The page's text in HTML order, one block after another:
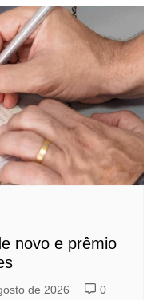
novo e prêmio
de 2026 0